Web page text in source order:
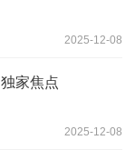
2025-12-08
家焦点
2025-12-08